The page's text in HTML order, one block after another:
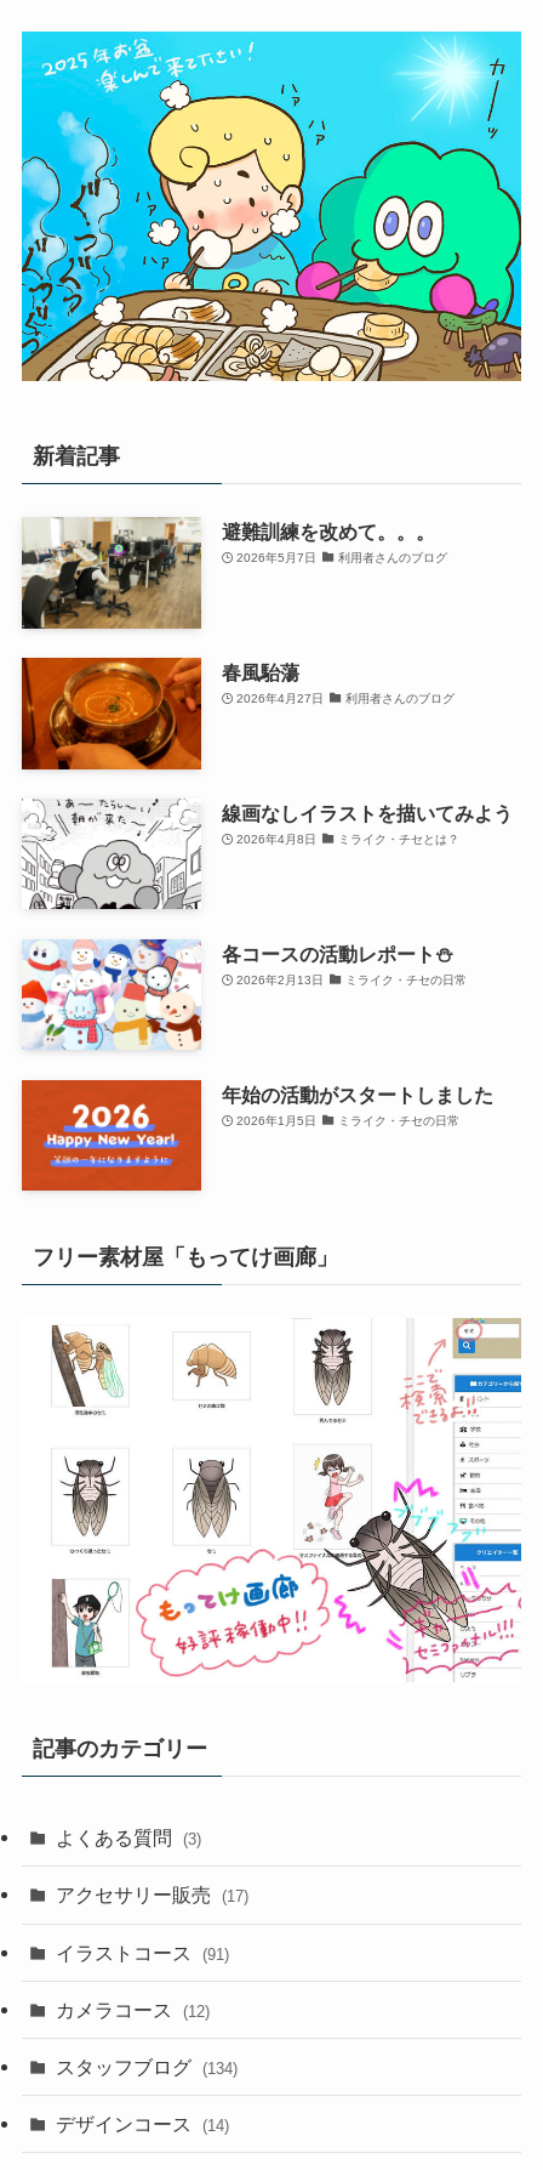
新着記事
避難訓練を改めて。。。
2026年5月7日 利用者さんのブログ
春風駘蕩
2026年4月27日 利用者さんのブログ
線画なしイラストを描いてみよう
2026年4月8日 ミライク・チセとは？
各コースの活動レポート⛄
2026年2月13日 ミライク・チセの日常
年始の活動がスタートしました
2026年1月5日 ミライク・チセの日常
フリー素材屋「もってけ画廊」
記事のカテゴリー
よくある質問 (3)
アクセサリー販売 (17)
イラストコース (91)
カメラコース (12)
スタッフブログ (134)
デザインコース (14)